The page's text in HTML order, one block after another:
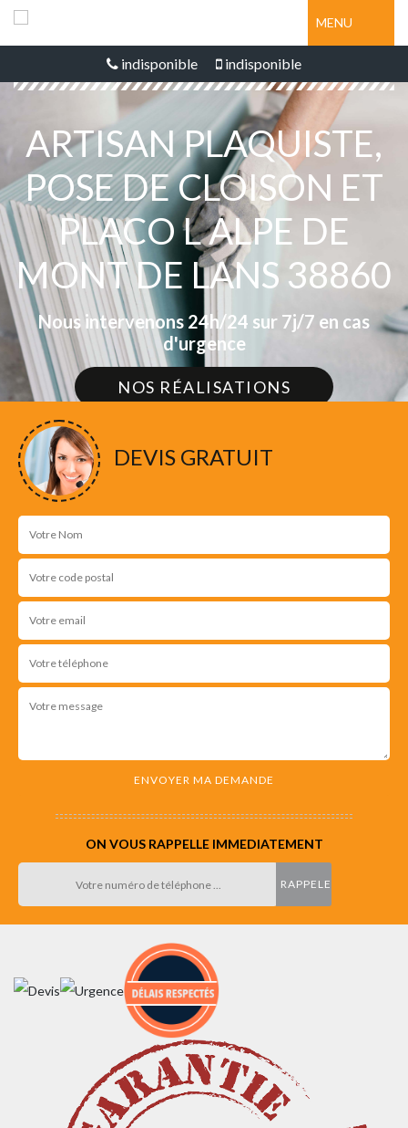
MENU
indisponible indisponible
ARTISAN PLAQUISTE,
POSE DE CLOISON ET
PLACO L ALPE DE
MONT DE LANS 38860
Nous intervenons 24h/24 sur 7j/7 en cas
d'urgence
NOS RÉALISATIONS
DEVIS GRATUIT
ON VOUS RAPPELLE IMMEDIATEMENT